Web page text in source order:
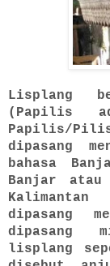
Lisplang
(Papilis
Papilis/
dipasang
bahasa
Banjar
dipasang
dipasang
lisplang